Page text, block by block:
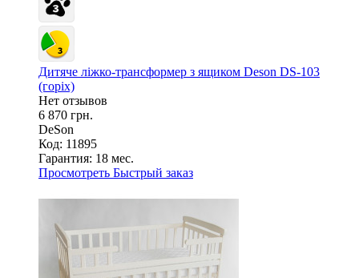
Дитяче ліжко-трансформер з ящиком Deson DS-103
(горіх)
Нет отзывов
6 870 грн.
DeSon
Код: 11895
Гарантия: 18 мес.
Просмотреть Быстрый заказ